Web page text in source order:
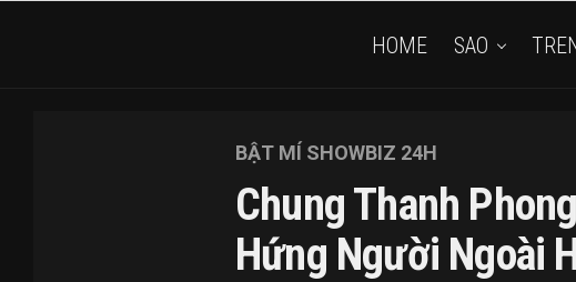
HOME SAO
BẬT MÍ SHOWBIZ 24H
Chung Thanh
Hứng Người Ngoài